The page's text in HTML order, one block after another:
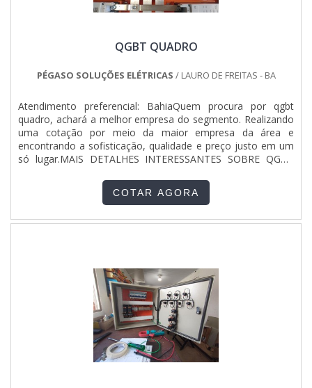
QGBT QUADRO
PÉGASO SOLUÇÕES ELÉTRICAS / LAURO DE FREITAS - BA
Atendimento preferencial: BahiaQuem procura por qgbt
quadro, achará a melhor empresa do segmento. Realizando
uma cotação por meio da maior empresa da área e
encontrando a sofisticação, qualidade e preço justo em um
só lugar.MAIS DETALHES INTERESSANTES SOBRE QGBT
empresa que preza pela segurança, encontra na Pégaso
Soluções Elétricas. É possível encontrar quadro de
incêndio, garantindo o que há de melhor na atualidade.Ainda
despercebidos e podem gerar prejuízo futuros para os
clientes.É importante lembrar que o produto deve sempre
ser adquirido com empresas especializadas no segmento.
Esse tipo de cuidado ajuda a garantir a qualidade e
durabilidade dos materiais, além de evitar prejuízos com
substituições frequentes de produtos que não cumprem
com suas funções adequadamente. Assim, é possível
COTAR AGORA